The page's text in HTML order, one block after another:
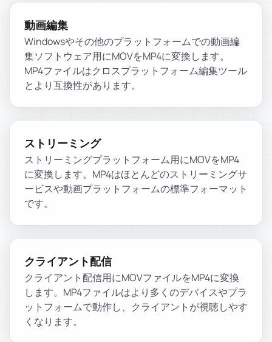
動画編集
Windowsやその他のプラットフォームでの動画編
集ソフトウェア用にMOVをMP4に変換します。
MP4ファイルはクロスプラットフォーム編集ツール
とより互換性があります。
ストリーミング
ストリーミングプラットフォーム用にMOVをMP4
に変換します。MP4はほとんどのストリーミングサ
ービスや動画プラットフォームの標準フォーマット
です。
クライアント配信
クライアント配信用にMOVファイルをMP4に変換
します。MP4ファイルはより多くのデバイスやプラ
ットフォームで動作し、クライアントが視聴しやす
くなります。